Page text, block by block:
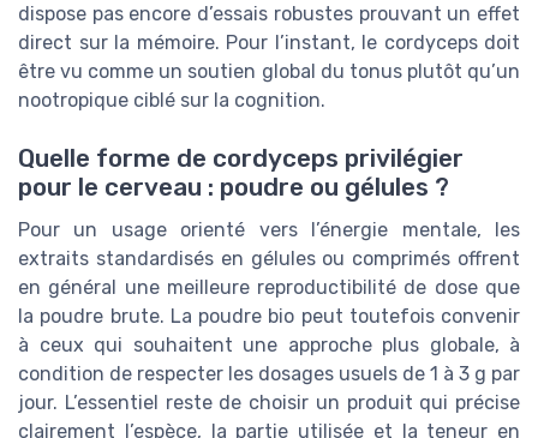
dispose pas encore d’essais robustes prouvant un effet
direct sur la mémoire. Pour l’instant, le cordyceps doit
être vu comme un soutien global du tonus plutôt qu’un
nootropique ciblé sur la cognition.
Quelle forme de cordyceps privilégier
pour le cerveau : poudre ou gélules ?
Pour un usage orienté vers l’énergie mentale, les
extraits standardisés en gélules ou comprimés offrent
en général une meilleure reproductibilité de dose que
la poudre brute. La poudre bio peut toutefois convenir
à ceux qui souhaitent une approche plus globale, à
condition de respecter les dosages usuels de 1 à 3 g par
jour. L’essentiel reste de choisir un produit qui précise
clairement l’espèce, la partie utilisée et la teneur en